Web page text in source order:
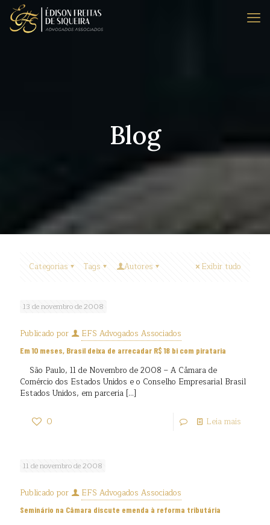
Blog
Categorias Tags Autores Exibir tudo
13 de novembro de 2008
Publicado por EFS Advogados Associados
Em 10 meses, Brasil deixa de arrecadar R$ 18 bi com pirataria
São Paulo, 11 de Novembro de 2008 – A Câmara de
Comércio dos Estados Unidos e o Conselho Empresarial Brasil
Estados Unidos, em parceria […]
0 Leia mais
11 de novembro de 2008
Publicado por EFS Advogados Associados
Seminário na Câmara discute emenda à reforma tributária